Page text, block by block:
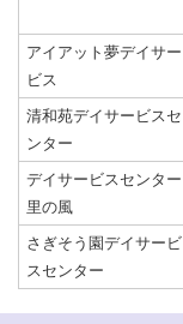
アイアット夢デイサー
ビス
清和苑デイサービスセ
ンター
デイサービスセンター
里の風
さぎそう園デイサービ
スセンター